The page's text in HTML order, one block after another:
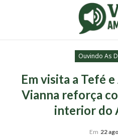
Ouvindo As
Em visita a Tefé
Vianna reforça
interior do
Em 22